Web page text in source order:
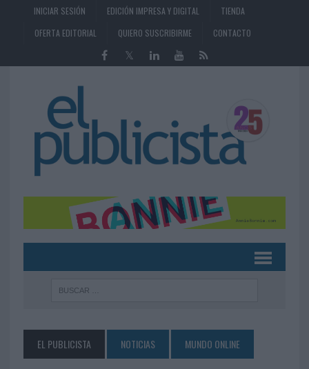
INICIAR SESIÓN EDICIÓN IMPRESA Y DIGITAL
TIENDA
OFERTA EDITORIAL
QUIERO SUSCRIBIRME CONTACTO
EL PUBLICISTA NOTICIAS MUNDO ONLINE